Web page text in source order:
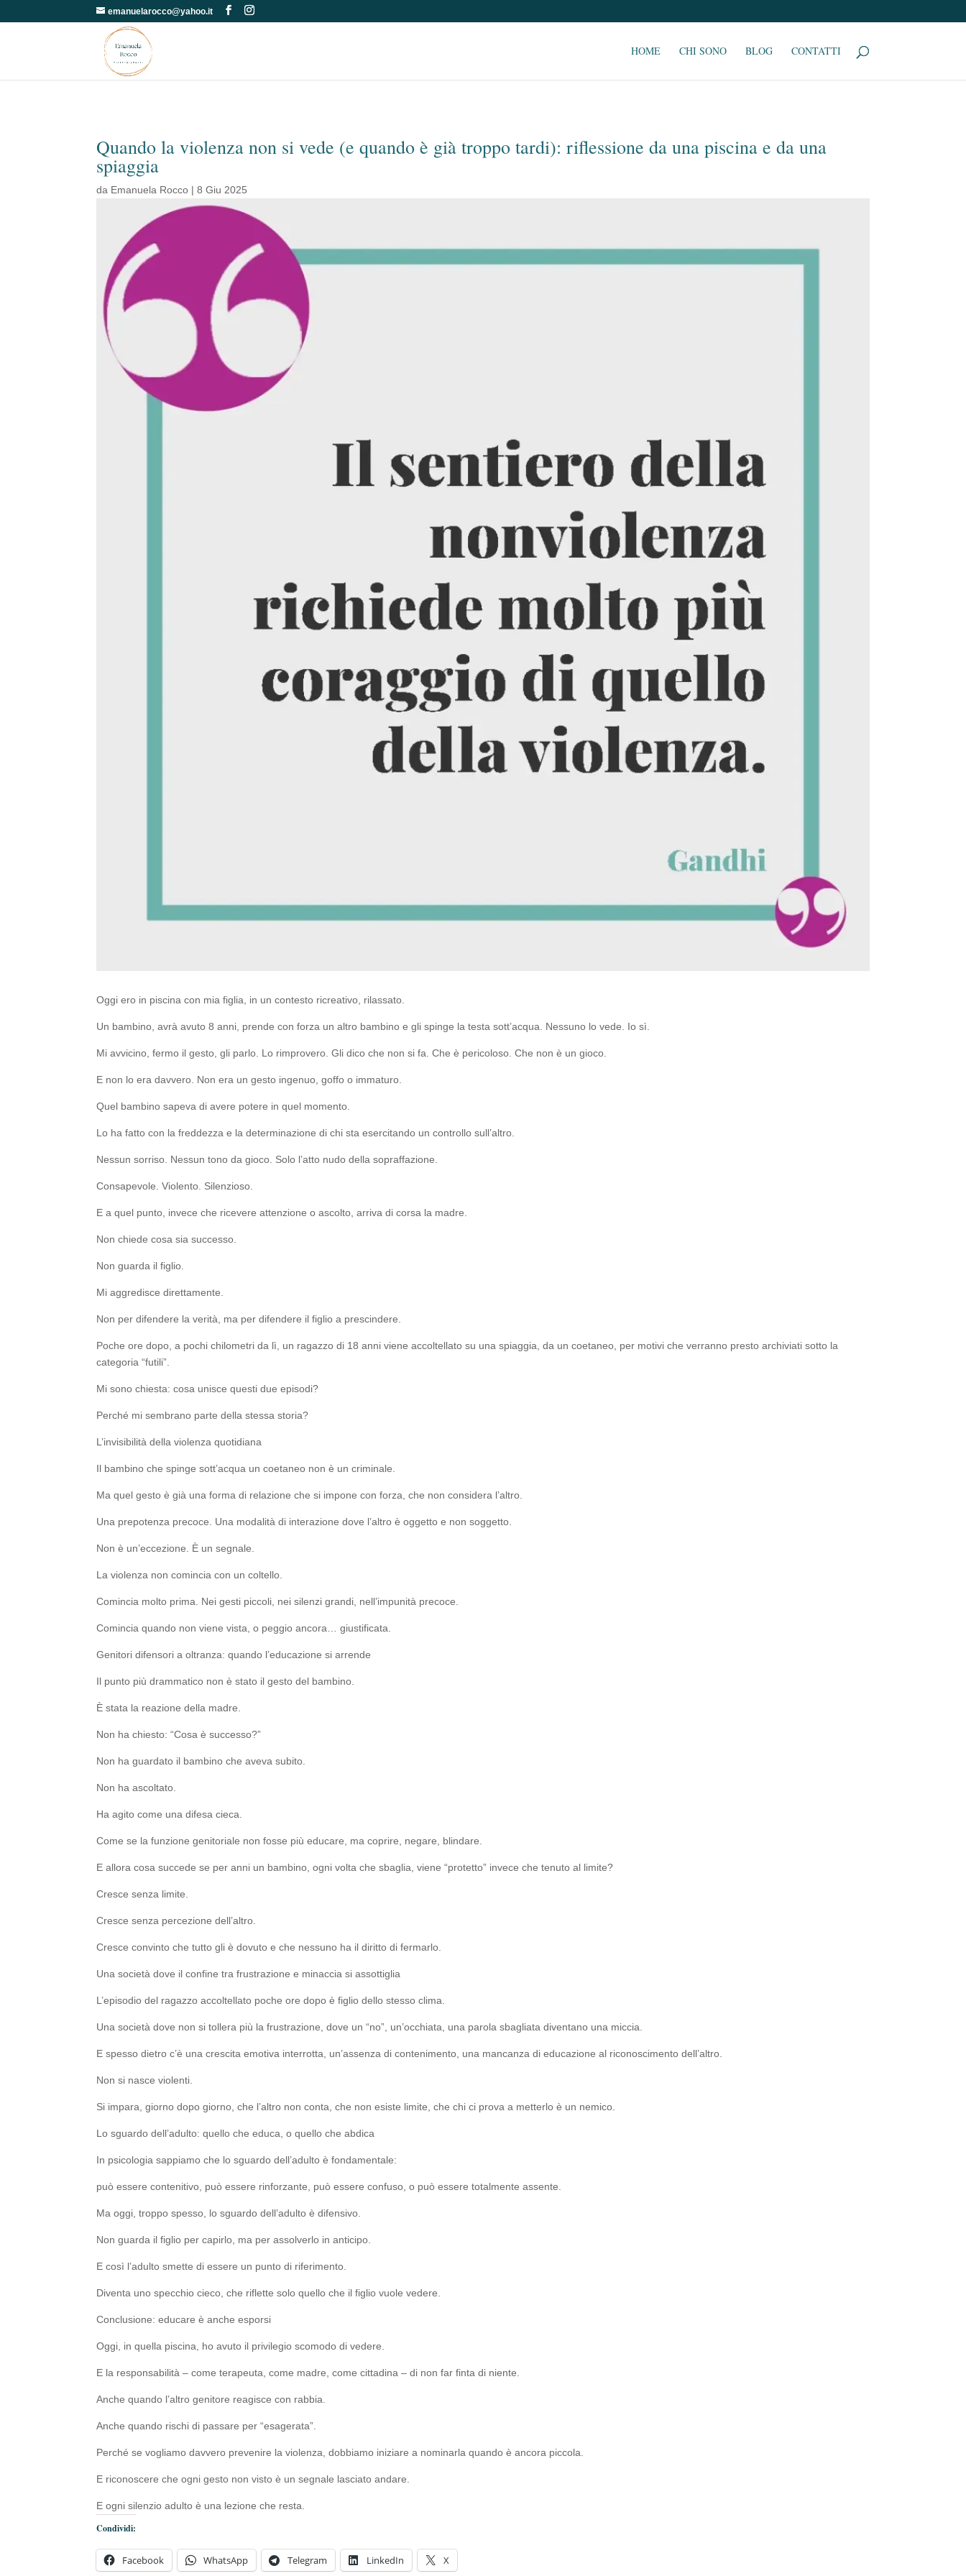
emanuelarocco@yahoo.it
HOME CHI SONO BLOG CONTATTI
Quando la violenza non si vede (e quando è già troppo tardi): riflessione da una piscina e da una
spiaggia
da Emanuela Rocco |8 Giu 2025
Oggi ero in piscina con mia figlia, in un contesto ricreativo, rilassato.
Un bambino, avrà avuto 8 anni, prende con forza un altro bambino e gli spinge la testa sott’acqua. Nessuno lo vede. Io sì.
Mi avvicino, fermo il gesto, gli parlo. Lo rimprovero. Gli dico che non si fa. Che è pericoloso. Che non è un gioco.
E non lo era davvero. Non era un gesto ingenuo, goffo o immaturo.
Quel bambino sapeva di avere potere in quel momento.
Lo ha fatto con la freddezza e la determinazione di chi sta esercitando un controllo sull’altro.
Nessun sorriso. Nessun tono da gioco. Solo l’atto nudo della sopraffazione.
Consapevole. Violento. Silenzioso.
E a quel punto, invece che ricevere attenzione o ascolto, arriva di corsa la madre.
Non chiede cosa sia successo.
Non guarda il figlio.
Mi aggredisce direttamente.
Non per difendere la verità, ma per difendere il figlio a prescindere.
Poche ore dopo, a pochi chilometri da lì, un ragazzo di 18 anni viene accoltellato su una spiaggia, da un coetaneo, per motivi che verranno presto archiviati sotto la
categoria “futili”.
Mi sono chiesta: cosa unisce questi due episodi?
Perché mi sembrano parte della stessa storia?
L’invisibilità della violenza quotidiana
Il bambino che spinge sott’acqua un coetaneo non è un criminale.
Ma quel gesto è già una forma di relazione che si impone con forza, che non considera l’altro.
Una prepotenza precoce. Una modalità di interazione dove l’altro è oggetto e non soggetto.
Non è un’eccezione. È un segnale.
La violenza non comincia con un coltello.
Comincia molto prima. Nei gesti piccoli, nei silenzi grandi, nell’impunità precoce.
Comincia quando non viene vista, o peggio ancora… giustificata.
Genitori difensori a oltranza: quando l’educazione si arrende
Il punto più drammatico non è stato il gesto del bambino.
È stata la reazione della madre.
Non ha chiesto: “Cosa è successo?”
Non ha guardato il bambino che aveva subito.
Non ha ascoltato.
Ha agito come una difesa cieca.
Come se la funzione genitoriale non fosse più educare, ma coprire, negare, blindare.
E allora cosa succede se per anni un bambino, ogni volta che sbaglia, viene “protetto” invece che tenuto al limite?
Cresce senza limite.
Cresce senza percezione dell’altro.
Cresce convinto che tutto gli è dovuto e che nessuno ha il diritto di fermarlo.
Una società dove il confine tra frustrazione e minaccia si assottiglia
L’episodio del ragazzo accoltellato poche ore dopo è figlio dello stesso clima.
Una società dove non si tollera più la frustrazione, dove un “no”, un’occhiata, una parola sbagliata diventano una miccia.
E spesso dietro c’è una crescita emotiva interrotta, un’assenza di contenimento, una mancanza di educazione al riconoscimento dell’altro.
Non si nasce violenti.
Si impara, giorno dopo giorno, che l’altro non conta, che non esiste limite, che chi ci prova a metterlo è un nemico.
Lo sguardo dell’adulto: quello che educa, o quello che abdica
In psicologia sappiamo che lo sguardo dell’adulto è fondamentale:
può essere contenitivo, può essere rinforzante, può essere confuso, o può essere totalmente assente.
Ma oggi, troppo spesso, lo sguardo dell’adulto è difensivo.
Non guarda il figlio per capirlo, ma per assolverlo in anticipo.
E così l’adulto smette di essere un punto di riferimento.
Diventa uno specchio cieco, che riflette solo quello che il figlio vuole vedere.
Conclusione: educare è anche esporsi
Oggi, in quella piscina, ho avuto il privilegio scomodo di vedere.
E la responsabilità – come terapeuta, come madre, come cittadina – di non far finta di niente.
Anche quando l’altro genitore reagisce con rabbia.
Anche quando rischi di passare per “esagerata”.
Perché se vogliamo davvero prevenire la violenza, dobbiamo iniziare a nominarla quando è ancora piccola.
E riconoscere che ogni gesto non visto è un segnale lasciato andare.
E ogni silenzio adulto è una lezione che resta.
Condividi:
Facebook WhatsApp Telegram LinkedIn X